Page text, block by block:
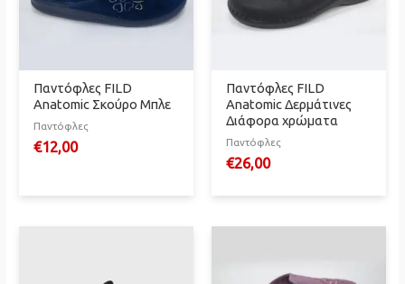
Παντόφλες FILD
Anatomic Σκούρο Μπλε
Παντόφλες
€12,00
Παντόφλες FILD
Anatomic Δερμάτινες
Διάφορα χρώματα
Παντόφλες
€26,00